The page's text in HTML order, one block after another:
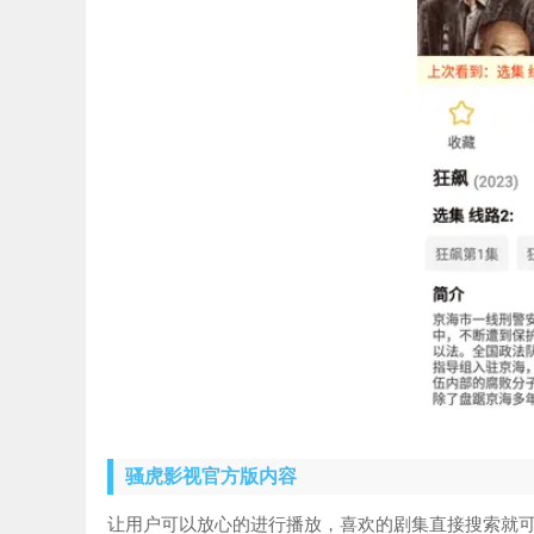
骚虎影视官方版内容
让用户可以放心的进行播放，喜欢的剧集直接搜索就